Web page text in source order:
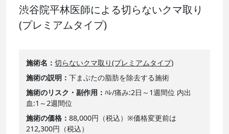
渋谷院平林医師による切らないクマ取り
(プレミアムタイプ)
施術名
切らないクマ取り(プレミアムタイプ)
施術の説明
下まぶたの脂肪を除去する施術
施術のリスク・副作用
ﾊﾚ/痛み:2日～1週間位 内出
血:1～2週間位
施術の価格
88,000円（税込）※価格変更前は
212,300円（税込）